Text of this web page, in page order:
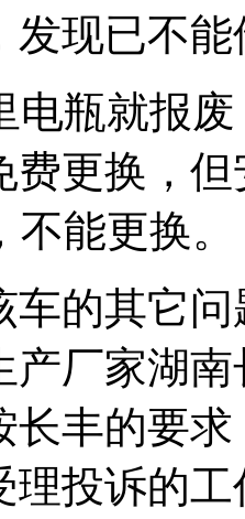
发现已不
电瓶就报
费更换，
能更换。
车的其它
产厂家湖
长丰的要
理投诉的